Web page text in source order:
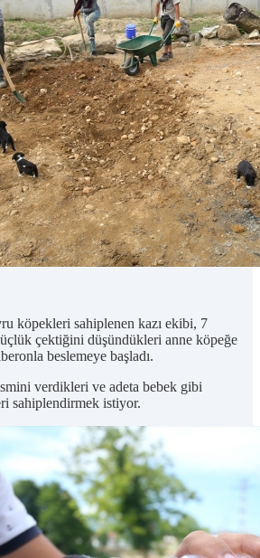
köpekleri sahiplenen kazı ekibi, 7
çektiğini düşündükleri anne köpeğe
beslemeye başladı.
verdikleri ve adeta bebek gibi
sahiplendirmek istiyor.